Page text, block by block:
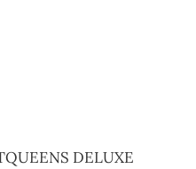
DELUXE